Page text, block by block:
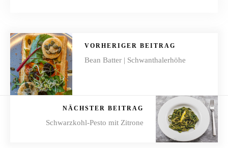
VORHERIGER BEITRAG
Bean Batter | Schwanthalerhöhe
NÄCHSTER BEITRAG
Schwarzkohl-Pesto mit Zitrone